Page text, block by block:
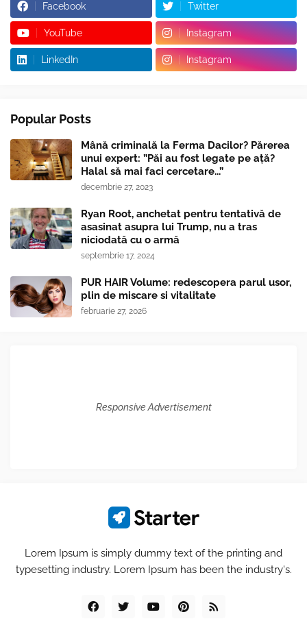
Facebook Twitter
YouTube Instagram
LinkedIn Instagram
Popular Posts
Mână criminală la Ferma Dacilor? Părerea
unui expert: ”Păi au fost legate pe ață?
Halal să mai faci cercetare...”
decembrie 27, 2023
Ryan Root, anchetat pentru tentativă de
asasinat asupra lui Trump, nu a tras
niciodată cu o armă
septembrie 17, 2024
PUR HAIR Volume: redescopera parul usor,
plin de miscare si vitalitate
februarie 27, 2026
Responsive Advertisement
Lorem Ipsum is simply dummy text of the printing and
typesetting industry. Lorem Ipsum has been the industry's.